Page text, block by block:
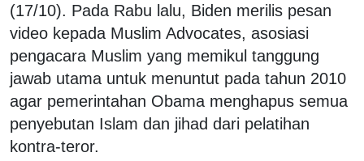
(17/10). Pada Rabu lalu, Biden merilis pesan
video kepada Muslim Advocates, asosiasi
pengacara Muslim yang memikul tanggung
jawab utama untuk menuntut pada tahun 2010
agar pemerintahan Obama menghapus semua
penyebutan Islam dan jihad dari pelatihan
kontra-teror.